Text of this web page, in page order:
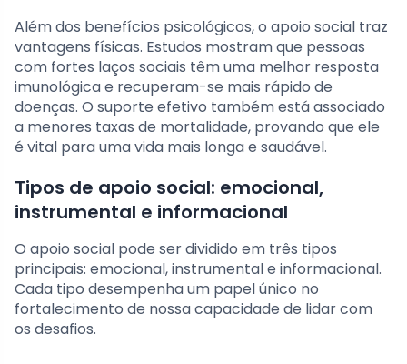
Além dos benefícios psicológicos, o apoio social traz
vantagens físicas. Estudos mostram que pessoas
com fortes laços sociais têm uma melhor resposta
imunológica e recuperam-se mais rápido de
doenças. O suporte efetivo também está associado
a menores taxas de mortalidade, provando que ele
é vital para uma vida mais longa e saudável.
Tipos de apoio social: emocional,
instrumental e informacional
O apoio social pode ser dividido em três tipos
principais: emocional, instrumental e informacional.
Cada tipo desempenha um papel único no
fortalecimento de nossa capacidade de lidar com
os desafios.